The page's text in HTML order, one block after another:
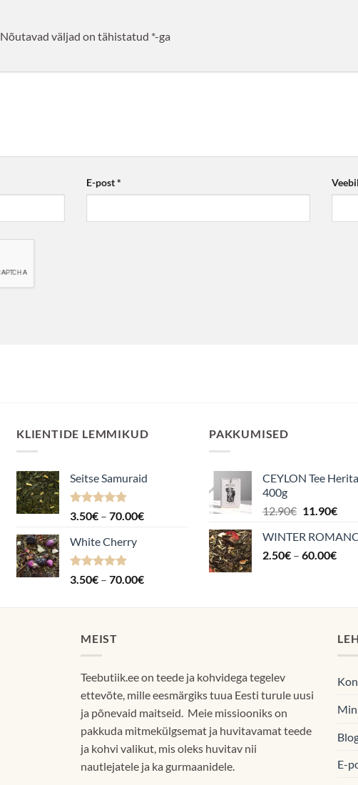
Nõutavad väljad on tähistatud *-ga
E-post*
KLIENTIDE LEMMIKUD
Seitse Samuraid
Hinnanguga
3.50€ – 70.00€Hinnavahemik:
White Cherry
Hinnanguga
3.50€ – 70.00€Hinnavahemik:
kuni
PAKKUMISED
CEYLON Tee
400g
12.90€ Algne
oli:
12.90€.
11.90€
on:
WINTER
2.50€ – 60.00€
MEIST
Teebutiik.ee on teede ja kohvidega tegelev
ettevõte, mille eesmärgiks tuua Eesti turule uusi
ja põnevaid maitseid. Meie missiooniks on
pakkuda mitmekülgsemat ja huvitavamat teede
ja kohvi valikut, mis oleks huvitav nii
nautlejatele ja ka gurmaanidele.
E-